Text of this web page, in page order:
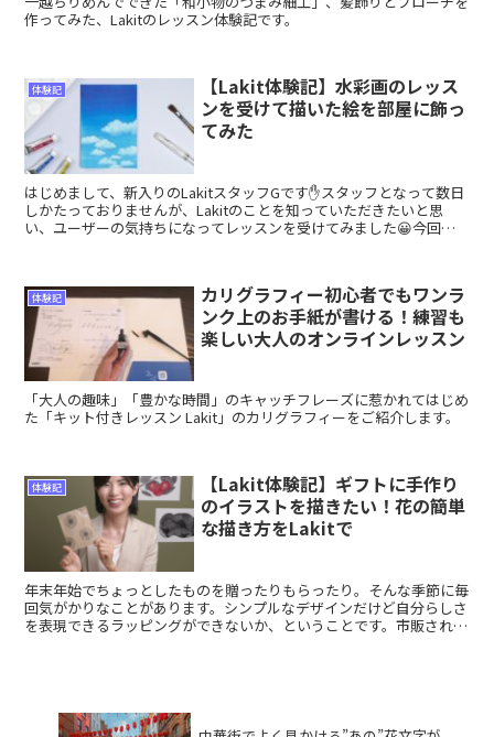
作ってみた、Lakitのレッスン体験記です。
体験記
【Lakit体験記】水彩画のレッス
ンを受けて描いた絵を部屋に飾っ
てみた
はじめまして、新入りのLakitスタッフGです✋スタッフとなって数日
しかたっておりませんが、Lakitのことを知っていただきたいと思
い、ユーザーの気持ちになってレッスンを受けてみました😀今回体
体験記
カリグラフィー初心者でもワンラ
ンク上のお手紙が書ける！練習も
楽しい大人のオンラインレッスン
「大人の趣味」「豊かな時間」のキャッチフレーズに惹かれてはじめ
た「キット付きレッスン Lakit」のカリグラフィーをご紹介します。
体験記
【Lakit体験記】ギフトに手作り
のイラストを描きたい！花の簡単
な描き方をLakitで
年末年始でちょっとしたものを贈ったりもらったり。そんな季節に毎
回気がかりなことがあります。シンプルなデザインだけど自分らしさ
を表現できるラッピングができないか、ということです。市販されて